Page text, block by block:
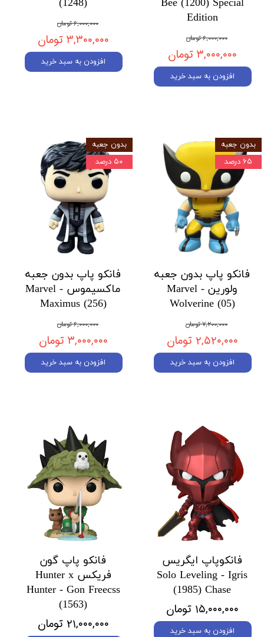
Bee (1200) Special
Edition
۶,۰۰۰,۰۰۰ تومان
۳,۰۰۰,۰۰۰ تومان
افزودن به سبد خرید
(1248)
۶,۰۰۰,۰۰۰ تومان
۳,۳۰۰,۰۰۰ تومان
افزودن به سبد خرید
فانکو پاپ بدون جعبه
ولورین Marvel -
Wolverine (05)
۷,۲۰۰,۰۰۰ تومان
۲,۵۲۰,۰۰۰ تومان
افزودن به سبد خرید
بدون جعبه
۶۵ درصد
فانکو پاپ بدون جعبه
ماکسیموس Marvel -
Maximus (256)
۶,۰۰۰,۰۰۰ تومان
۳,۰۰۰,۰۰۰ تومان
افزودن به سبد خرید
بدون جعبه
۵۰ درصد
فانکوپاپ ایگریس
Solo Leveling - Igris
(1985) Chase
۱۵,۰۰۰,۰۰۰ تومان
افزودن به سبد خرید
فانکو پاپ گون
فریکس Hunter x
Hunter - Gon Freecss
(1563)
۲۱,۰۰۰,۰۰۰ تومان